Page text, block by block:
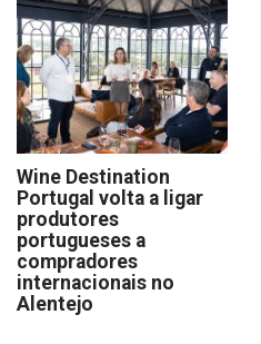
Wine Destination
Portugal volta a ligar
produtores
portugueses a
compradores
internacionais no
Alentejo